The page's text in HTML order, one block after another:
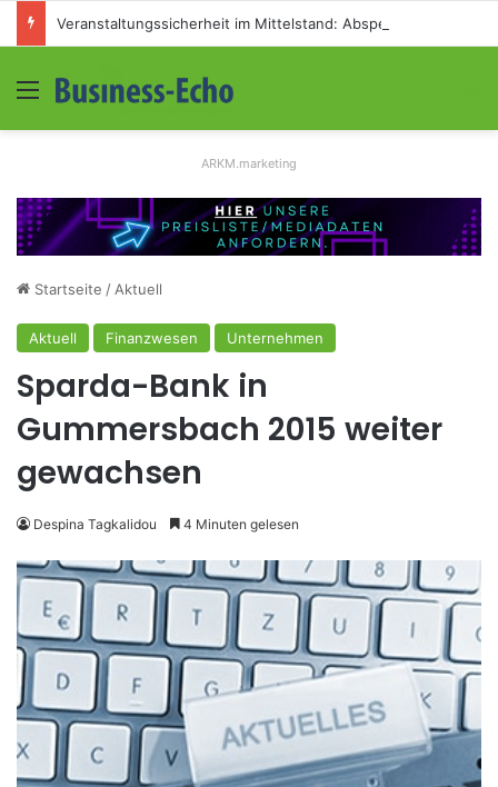
Menü
ARKM.marketing
Startseite / Aktuell
Aktuell Finanzwesen Unternehmen
Sparda-Bank in
Gummersbach 2015 weiter
gewachsen
Despina Tagkalidou 4 Minuten gelesen